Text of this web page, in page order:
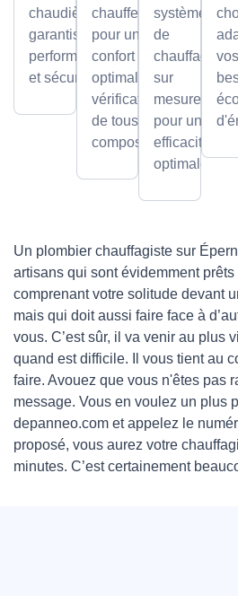
chaudières,
garantissant
performance
et sécurité.
chauffe-eau
pour un
confort
optimal avec
vérification
de tous les
composants.
systèmes
de
chauffage
sur
mesure,
pour une
efficacité
optimale.
vos
Un plombier chauffagiste sur
artisans qui sont évidemment
comprenant votre solitude devant
mais qui doit aussi faire face à
vous. C’est sûr, il va venir au plus
quand est difficile. Il vous tient au
faire. Avouez que vous n'êtes pas
message. Vous en voulez un plus
depanneo.com et appelez le
proposé, vous aurez votre
minutes. C’est certainement